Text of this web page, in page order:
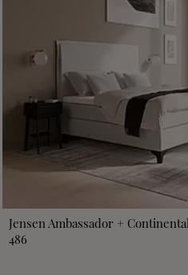
Jensen Ambassador +
486